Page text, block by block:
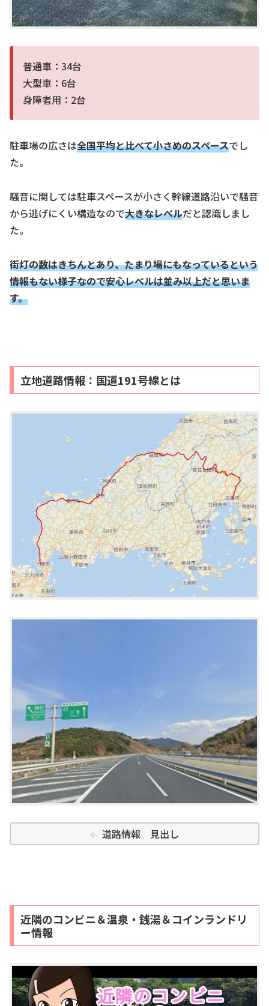
普通車：34台
大型車：6台
身障者用：2台
駐車場の広さは全国平均と比べて小さめのスペースでし
た。
騒音に関しては駐車スペースが小さく幹線道路沿いで騒音
から逃げにくい構造なので大きなレベルだと認識しまし
た。
街灯の数はきちんとあり、たまり場にもなっているという
情報もない様子なので安心レベルは並み以上だと思いま
す。
立地道路情報：国道191号線とは
道路情報 見出し
近隣のコンビニ＆温泉・銭湯＆コインランドリ
ー情報